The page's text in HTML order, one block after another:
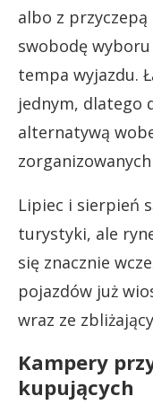
albo z
swobodę
tempa wyjazdu.
jednym, dlatego
alternatywą
Lipiec i sierpień
turystyki, ale
się znacznie
pojazdów już
wraz ze
Kampery
kupujących